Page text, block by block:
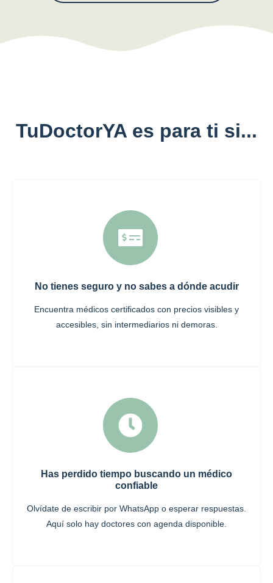
TuDoctorYA es para ti si...
No tienes seguro y no sabes a dónde acudir
Encuentra médicos certificados con precios visibles y
accesibles, sin intermediarios ni demoras.
Has perdido tiempo buscando un médico
confiable
Olvídate de escribir por WhatsApp o esperar respuestas.
Aquí solo hay doctores con agenda disponible.